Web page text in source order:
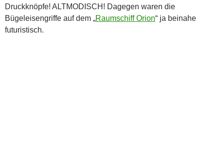
Druckknöpfe! ALTMODISCH! Dagegen waren die
Bügeleisengriffe auf dem „Raumschiff Orion“ ja beinahe
futuristisch.